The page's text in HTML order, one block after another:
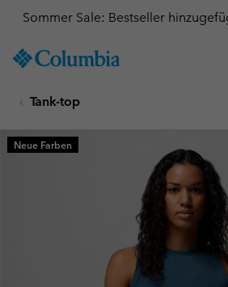
TO
SKIP
MAIN
NAV
Sommer Sale: Bestseller
Tank-top
Neue Farben